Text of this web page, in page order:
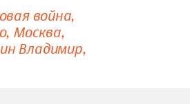
война
Москва
Владимир